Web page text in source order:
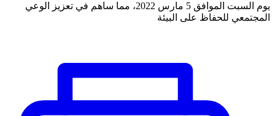
يوم السبت الموافق 5 مارس 2022، مما ساهم في تعزيز الوعي
المجتمعي للحفاظ على البيئة